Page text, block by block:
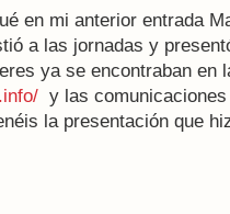
en mi anterior entrada
a las jornadas y
ya se encontraban en
y las
la presentación que